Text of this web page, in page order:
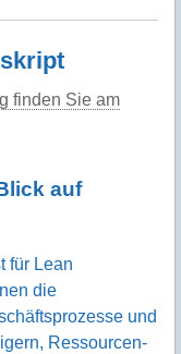
finden Sie am
auf
für Lean
die
und
Ressourcen-